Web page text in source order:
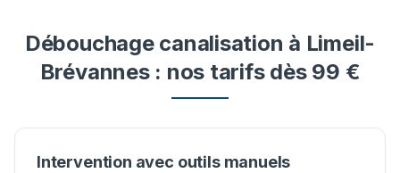
Débouchage canalisation à Limeil-
Brévannes : nos tarifs dès 99 €
Intervention avec outils manuels